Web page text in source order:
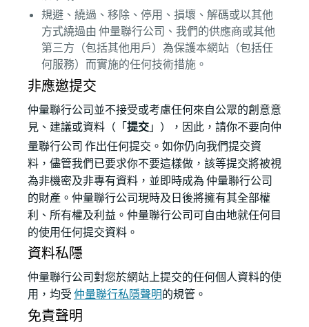
規避、繞過、移除、停用、損壞、解碼或以其他
方式繞過由 仲量聯行公司、我們的供應商或其他
第三方（包括其他用戶）為保護本網站（包括任
何服務）而實施的任何技術措施。
非應邀提交
仲量聯行公司並不接受或考慮任何來自公眾的創意意
見、建議或資料（「提交」），因此，請你不要向仲
量聯行公司 作出任何提交。如你仍向我們提交資
料，儘管我們已要求你不要這樣做，該等提交將被視
為非機密及非專有資料，並即時成為 仲量聯行公司
的財產。仲量聯行公司現時及日後將擁有其全部權
利、所有權及利益。仲量聯行公司可自由地就任何目
的使用任何提交資料。
資料私隱
仲量聯行公司對您於網站上提交的任何個人資料的使
用，均受仲量聯行私隱聲明的規管。
免責聲明